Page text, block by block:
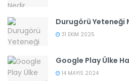
Durugörü Yeteneği
31 EKIM 2025
Google Play Ülke
14 MAYIS 2024